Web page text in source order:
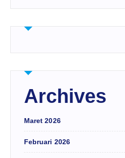
Archives
Maret 2026
Februari 2026